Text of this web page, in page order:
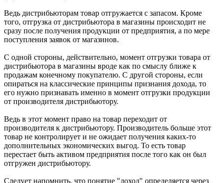
Ведь дистрибьюторам товар отгружается с запасом. Кроме
того, отгрузка от дистрибьютора в магазины происходит не
сразу после получения продукции от предприятия, а по мере
поступления заявок от магазинов.
С одной стороны, действительно, момент отгрузки товара от
дистрибьютора в магазины вроде как по смыслу ближе к
продажам конечному покупателю. С другой стороны, если
опираться на классические принципы признания дохода, то
его нужно признавать именно в момент отгрузки продукции
от производителя дистрибьютору.
Ведь в этот момент право на товар переходит от
производителя к дистрибьютору. Производитель больше этот
товар не контролирует и не ожидает получения каких-то
дополнительных экономических выгод. То есть товар
перестает быть активом предприятия после того как он был
отгружен дистрибьютору.
Следует напомнить, что понятие "доход" определяется через